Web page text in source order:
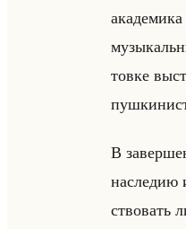
тов­ке
В
на­сле­дию
ство­вать